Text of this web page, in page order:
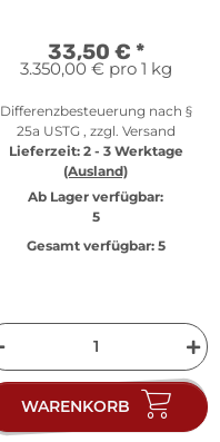
33,50 € *
3.350,00 € pro 1 kg
Differenzbesteuerung nach §
25a USTG , zzgl. Versand
Lieferzeit: 2 - 3 Werktage
(Ausland)
Ab Lager verfügbar:
5
Gesamt verfügbar:5
WARENKORB